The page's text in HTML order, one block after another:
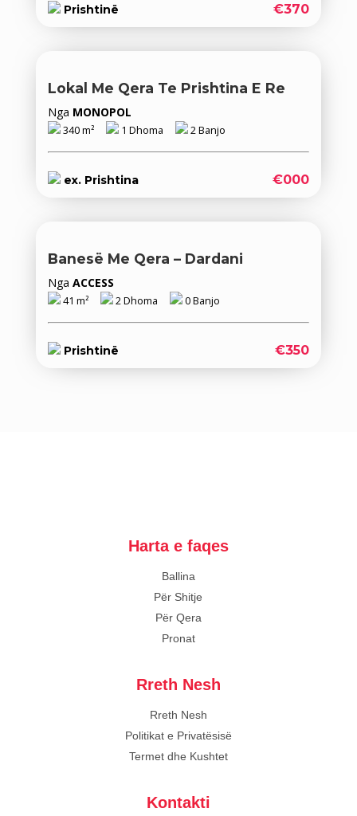
Prishtinë €370
Lokal Me Qera Te Prishtina E Re
Nga MONOPOL
340 m² 1 Dhoma 2 Banjo
ex. Prishtina €000
Banesë Me Qera – Dardani
Nga ACCESS
41 m² 2 Dhoma 0 Banjo
Prishtinë €350
Harta e faqes
Ballina
Për Shitje
Për Qera
Pronat
Rreth Nesh
Rreth Nesh
Politikat e Privatësisë
Termet dhe Kushtet
Kontakti